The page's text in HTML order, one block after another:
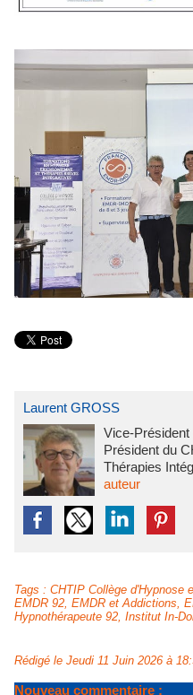
Laurent GROSS
Vice-
Président du
Thérapies
auteur
Tags : CHTIP Collège d'Hypnose
EMDR 92, EMDR et Addictions,
Hypnothérapeute 92, Institut In-
Rédigé le Jeudi 11 Juin 2026 à
Nouveau commentaire :